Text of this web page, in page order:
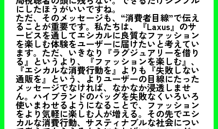
にしたほうがいいですね。
ただ、そのメッセージも、“消費者目線”で伝え
ることが重要です。私たちは、『Laxus』のサ
ービスを通してエシカルに良質なファッション
を楽しむ体験をユーザーに届けたいと考えてい
ます。ただ、いきなり『ラグジュアリーを借り
る』というより、『ファッションを楽しむ』、
『エシカルな消費行動を』よりも『失敗しない
通販を』という、よりユーザーの目線にたった
メッセージでなければ、なかなか浸透しませ
ん。ハイブランドのバッグを失敗なくいろいろ
使いまわせるようになることで、ファッション
をより気軽に楽しむ人が増える。その先でエシ
カルな消費行動、サスティナブルな社会につい